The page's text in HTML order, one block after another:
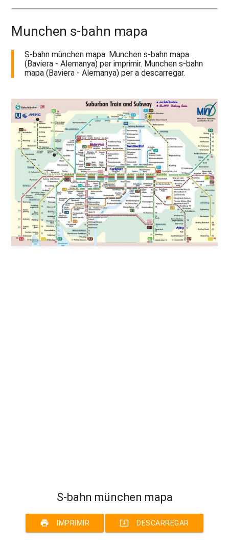
Munchen s-bahn mapa
S-bahn münchen mapa. Munchen s-bahn mapa
(Baviera - Alemanya) per imprimir. Munchen s-bahn
mapa (Baviera - Alemanya) per a descarregar.
S-bahn münchen mapa
print IMPRIMIR system_update_alt DESCARREGAR